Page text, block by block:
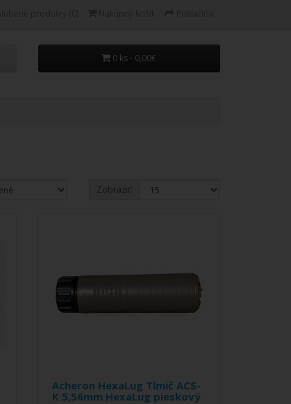
0 ks - 0,00€
Zobraziť:
Acheron HexaLug Tlmič ACS-
K 5,56mm HexaLug pieskový